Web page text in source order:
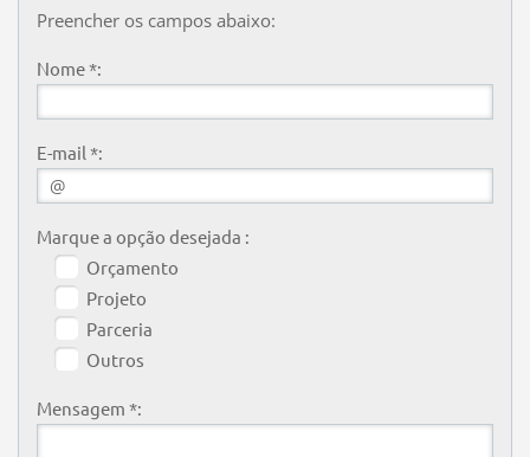
Preencher os campos abaixo:
Nome *:
E-mail *:
Marque a opção desejada :
Orçamento
Projeto
Parceria
Outros
Mensagem *: